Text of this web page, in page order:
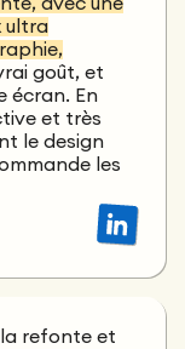
ultra
goût, et
écran. En
et très
le design
les
refonte et